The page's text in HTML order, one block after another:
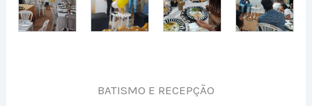
BATISMO E RECEPÇÃO